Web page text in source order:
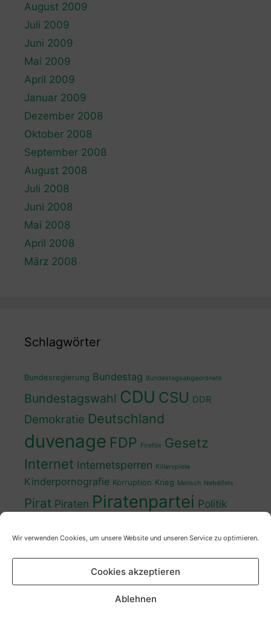
Wir verwenden Cookies, um unsere Website und unseren Service zu optimieren.
Cookies akzeptieren
Ablehnen
August 2009
Juli 2009
Juni 2009
Mai 2009
April 2009
Januar 2009
Dezember 2008
Oktober 2008
September 2008
August 2008
Juli 2008
Juni 2008
Mai 2008
April 2008
März 2008
Schlagwörter
Bundesregierung Bundestag Bundestagsabgeordnete
Bundestagswahl CDU CSU DDR
Demokratie Deutschland
duvenage FDP Firefox Gesetz
Internet Internetsperren Killerspiele
Kinderpornografie Korruption Krieg Mensch Nebelfels
Pirat Piraten Piratenpartei Politik
Wahlkampf Wahlprogramm Wähler
Zensur Zensursula Überwachung